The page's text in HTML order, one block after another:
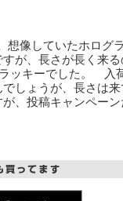
想像していたホロ
が、長さが長く来
ッキーでした。 入
しょうが、長さは
、投稿キャンペーン